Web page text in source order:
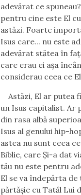
adevărat ce
pentru cine este El
astăzi. Foarte
Isus care... nu este
adevărat stătea în
care erau ei aşa
considerau ceea ce
Astăzi, El ar putea
un Isus capitalist. Ar
din rasa albă
Isus al genului hip-
astea nu sunt ceea
Biblie, care Și-a dat
tău nu este pentru
El se va îndepărta de
părtăşie cu Tatăl Lui